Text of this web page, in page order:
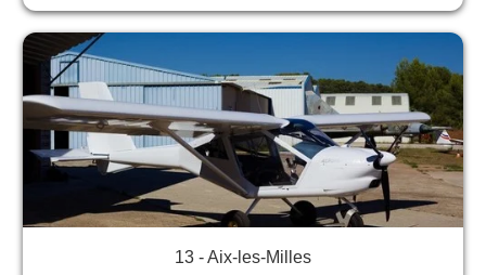
13 - Aix-les-Milles